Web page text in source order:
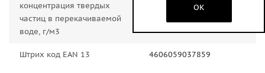
концентрация твердых
частиц в перекачиваемой
воде, г/м3
Штрих код EAN 13 4606059037859
OK